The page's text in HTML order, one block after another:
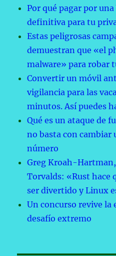
Por qué pagar por
definitiva para tu
Estas peligrosas
demuestran que «el
malware» para robar
Convertir un móvil
vigilancia para las
minutos. Así puedes
Qué es un ataque de
no basta con cambiar
número
Greg Kroah-
Torvalds: «Rust hace
ser divertido y Linux
Un concurso revive la
desafío extremo